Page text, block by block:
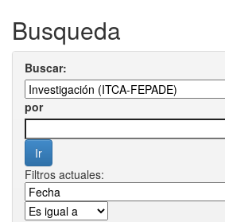
Busqueda
Buscar:
por
Filtros actuales: